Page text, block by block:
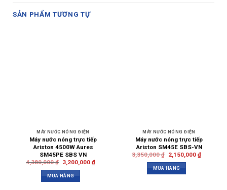
SẢN PHẨM TƯƠNG TỰ
MÁY NƯỚC NÓNG ĐIỆN
Máy nước nóng trực tiếp
Ariston 4500W Aures
SM45PE SBS VN
4,380,000₫ 3,200,000 ₫
MUA HÀNG
MÁY NƯỚC NÓNG ĐIỆN
Máy nước nóng trực tiếp
Ariston SM45E SBS-VN
3,350,000₫ 2,150,000 ₫
MUA HÀNG